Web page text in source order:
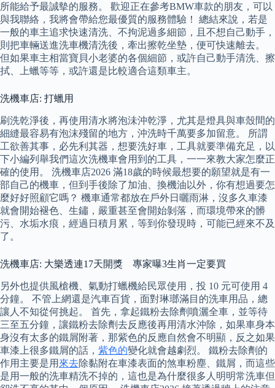
所能給予最誠摰的服務。 歡迎正在參考BMW車款的朋友，可以
與我聯絡，我將會帶給您最優質的服務體驗！ 總結來說，若是
一般的車主追求快速清洗、不拘泥過多細節，且不想自己動手，
則把車輛送進洗車機清洗後，牽出擦乾坐墊，便可快速離去。
但如果車主相當寶貝小老婆的各個細節，或許自己動手清洗、擦
拭、上蠟等等，或許還是比較適合這類車主。
洗機車店: 打蠟用
刷洗乾淨後，再使用清水將泡沬沖乾淨，尤其是燈具與車殼間的
細縫最容易有泡沫殘留的地方，沖洗時千萬要多加留意。 所謂
工欲善其事，必先利其器，想要洗好車，工具就要準備充足，以
下小編列舉我們這次洗機車會用到的工具，一一來教大家怎麼正
確的使用。 洗機車店2026 滿18歲的時候最想要的願望就是有一
部自己的機車，但到手後除了加油、換機油以外，你有想過要怎
麼好好照顧它嗎？ 機車通常都放在戶外日曬雨淋，沒多久車漆
就會開始褪色、生鏽，嚴重甚至會開始剝落，而環境帶來的髒
污、水垢水痕，經過日積月累，等到你發現時，可能已經來不及
了。
洗機車店: 大樂透連17天開獎 專家曝3生肖一定要買
另外也提供風槍機、氣動打蠟機給民眾使用，投 10 元可使用 4
分鐘。 不管上網還是汽車百貨，面對琳瑯滿目的洗車用品，總
讓人不知從何挑起。 首先，拿起鐵粉去除劑噴灑全車，並等待
三至五分鐘，讓鐵粉去除劑去反應後再用清水沖除，如果車身本
身沒有太多的鐵屑附著，那紫色的反應自然會不明顯，反之如果
車漆上很多鐵屑的話， 紫色的變化就會越劇烈。 鐵粉去除劑的
作用主要是用 來去除黏附在車漆表面的煞車粉塵、鐵屑，而這些
是用一般的洗車精洗不掉的，這也是為什麼很多人明明常洗車但